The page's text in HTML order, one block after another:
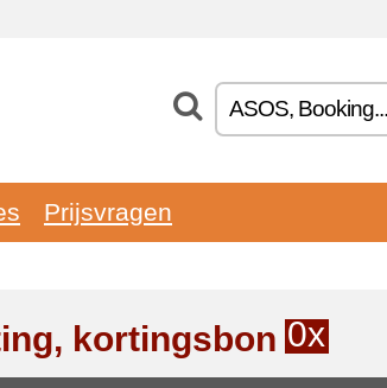
Prijsvragen
kortingsbon 0x